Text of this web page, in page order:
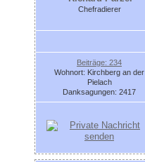
Chefradierer
Beiträge: 234
Wohnort: Kirchberg an der
Pielach
Danksagungen: 2417